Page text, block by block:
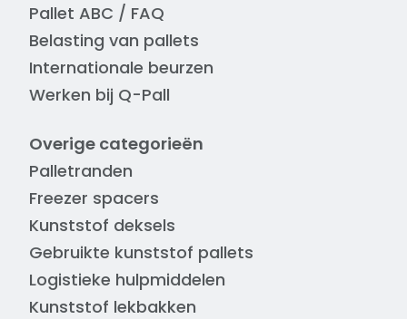
Pallet ABC / FAQ
Belasting van pallets
Internationale beurzen
Werken bij Q-Pall
Overige categorieën
Palletranden
Freezer spacers
Kunststof deksels
Gebruikte kunststof pallets
Logistieke hulpmiddelen
Kunststof lekbakken